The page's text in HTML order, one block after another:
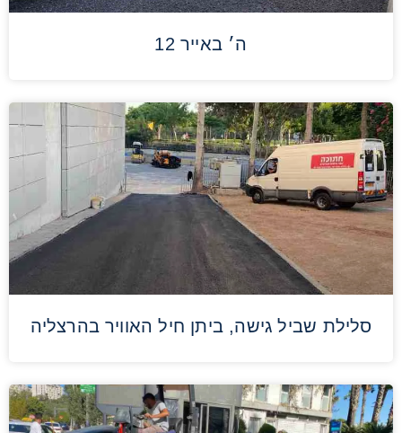
ה׳ באייר 12
סלילת שביל גישה, ביתן חיל האוויר בהרצליה